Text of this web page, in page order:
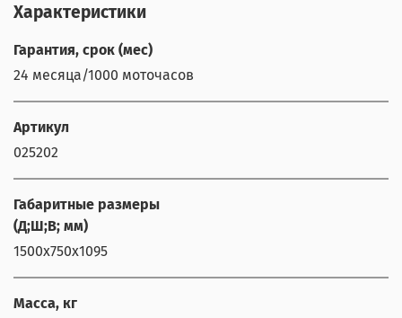
Характеристики
Гарантия, срок (мес)
24 месяца/1000 моточасов
Артикул
025202
Габаритные размеры
(Д;Ш;В; мм)
1500x750x1095
Масса, кг